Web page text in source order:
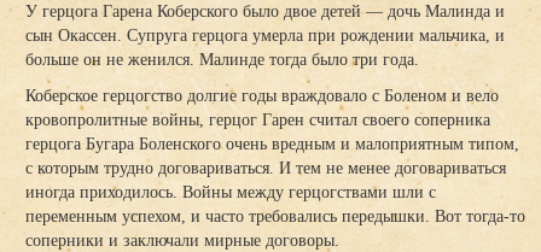
У герцога Гарена Коберского было двое детей — дочь Малинда и
сын Окассен. Супруга герцога умерла при рождении мальчика, и
больше он не женился. Малинде тогда было три года.
Коберское герцогство долгие годы враждовало с Боленом и вело
кровопролитные войны, герцог Гарен считал своего соперника
герцога Бугара Боленского очень вредным и малоприятным типом,
с которым трудно договариваться. И тем не менее договариваться
иногда приходилось. Войны между герцогствами шли с
переменным успехом, и часто требовались передышки. Вот тогда-то
соперники и заключали мирные договоры.